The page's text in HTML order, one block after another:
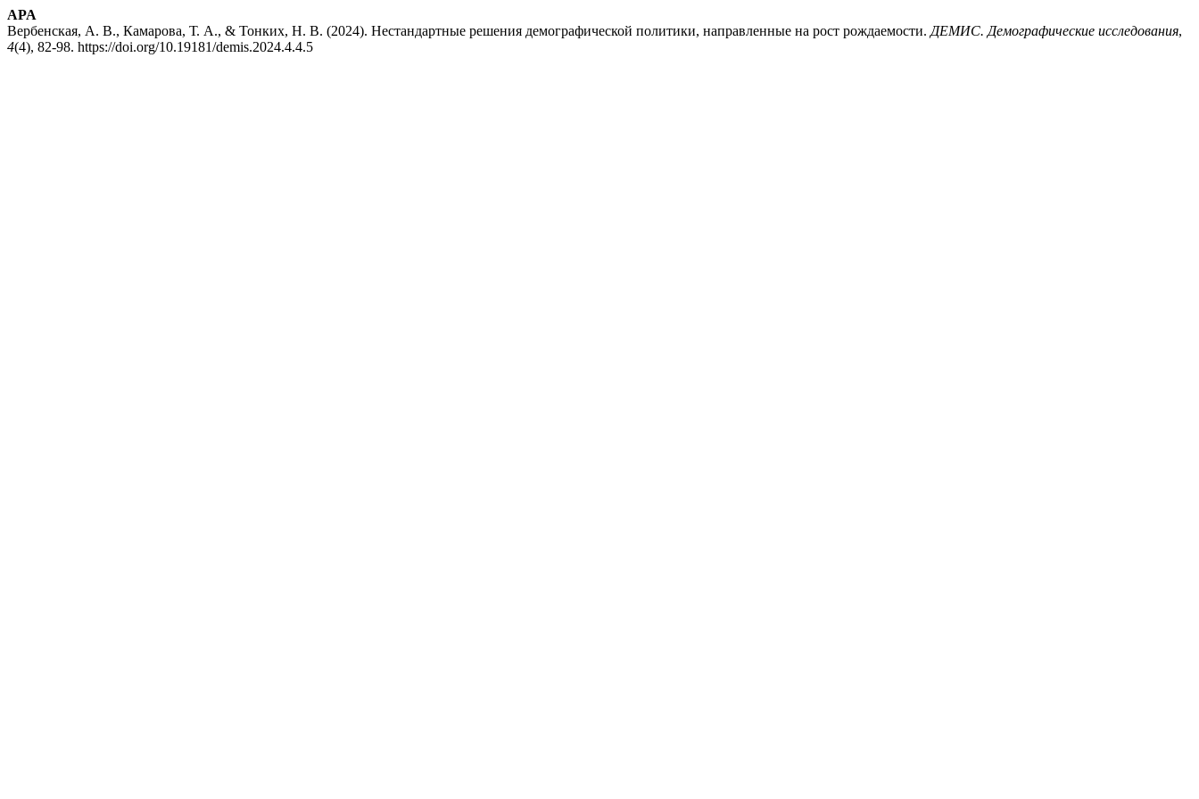
APA
Вербенская, А. В., Камарова, Т. А., & Тонких, Н. В. (2024). Нестандартные решения демографической политики, направленные на рост рождаемости. ДЕМИС. Демографические исследования,
4(4), 82-98. https://doi.org/10.19181/demis.2024.4.4.5